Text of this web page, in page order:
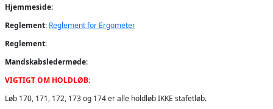
Hjemmeside:
Reglement: Reglement for Ergometer
Reglement:
Mandskabsledermøde:
VIGTIGT OM HOLDLØB:
Løb 170, 171, 172, 173 og 174 er alle holdløb IKKE stafetløb.